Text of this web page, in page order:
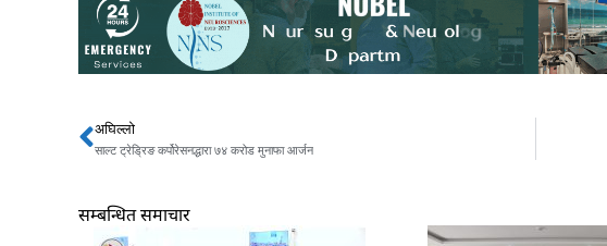
Prev
अघिल्लो
साल्ट ट्रेड्रिङ कर्पोरेसनद्धारा ७४ करोड मुनाफा आर्जन
सम्बन्धित समाचार